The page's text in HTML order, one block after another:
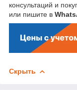
консультаций и
или пишите в
Скрыть